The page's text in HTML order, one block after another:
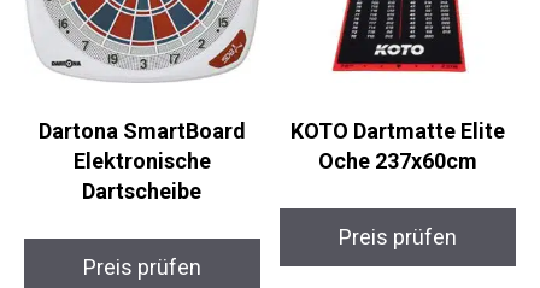
Dartona SmartBoard
Elektronische
Dartscheibe
Preis prüfen
KOTO Dartmatte Elite
Oche 237x60cm
Preis prüfen